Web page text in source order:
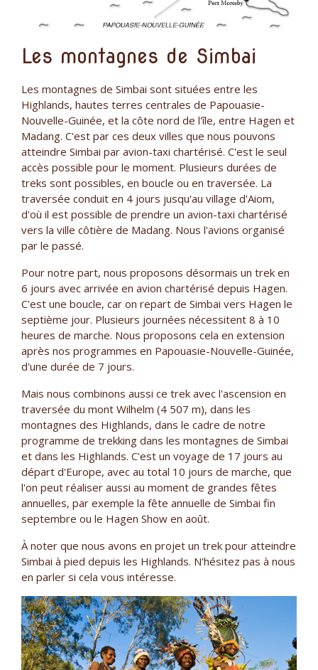
Les montagnes de Simbai
Les montagnes de Simbai sont situées entre les
Highlands, hautes terres centrales de Papouasie-
Nouvelle-Guinée, et la côte nord de l'île, entre Hagen et
Madang. C'est par ces deux villes que nous pouvons
atteindre Simbai par avion-taxi chartérisé. C'est le seul
accès possible pour le moment. Plusieurs durées de
treks sont possibles, en boucle ou en traversée. La
traversée conduit en 4 jours jusqu'au village d'Aiom,
d'où il est possible de prendre un avion-taxi chartérisé
vers la ville côtière de Madang. Nous l'avions organisé
par le passé.
Pour notre part, nous proposons désormais un trek en
6 jours avec arrivée en avion chartérisé depuis Hagen.
C'est une boucle, car on repart de Simbai vers Hagen le
septième jour. Plusieurs journées nécessitent 8 à 10
heures de marche. Nous proposons cela en extension
après nos programmes en Papouasie-Nouvelle-Guinée,
d'une durée de 7 jours.
Mais nous combinons aussi ce trek avec l'ascension en
traversée du mont Wilhelm (4 507 m), dans les
montagnes des Highlands, dans le cadre de notre
programme de trekking dans les montagnes de Simbai
et dans les Highlands. C'est un voyage de 17 jours au
départ d'Europe, avec au total 10 jours de marche, que
l'on peut réaliser aussi au moment de grandes fêtes
annuelles, par exemple la fête annuelle de Simbai fin
septembre ou le Hagen Show en août.
À noter que nous avons en projet un trek pour atteindre
Simbai à pied depuis les Highlands. N'hésitez pas à nous
en parler si cela vous intéresse.